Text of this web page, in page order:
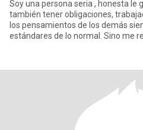
Soy una persona seria , honesta le
también tener obligaciones,
los pensamientos de los demás
estándares de lo normal. Sino me